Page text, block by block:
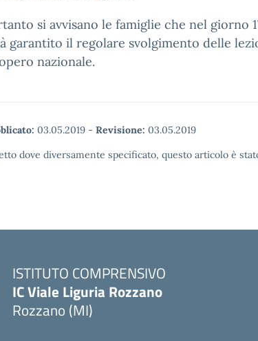
si avvisano le famiglie che nel giorno
garantito il regolare svolgimento delle
nazionale.
03.05.2019 - Revisione: 03.05.2019
dove diversamente specificato, questo articolo è
ISTITUTO COMPRENSIVO
IC Viale Liguria Rozzano
Rozzano (MI)